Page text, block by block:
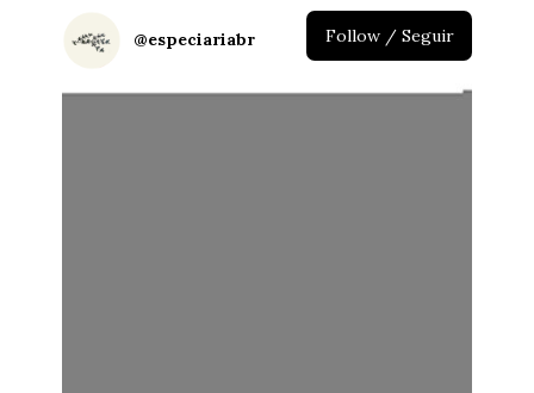
@especiariabr Follow / Seguir